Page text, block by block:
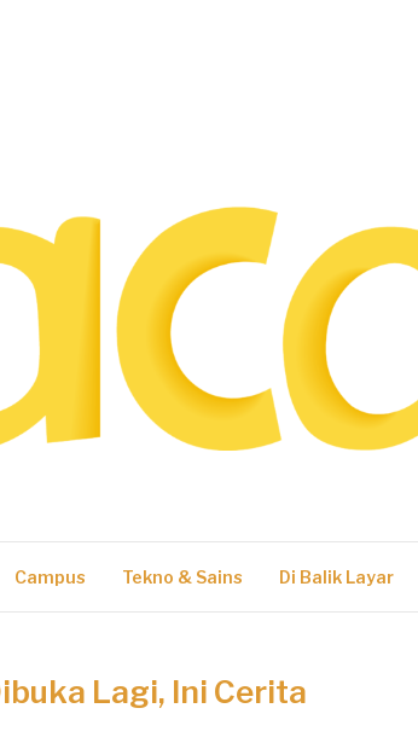
Campus Tekno & Sains Di Balik Layar
Lagi, Ini Cerita